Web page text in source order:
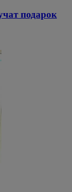
подарок